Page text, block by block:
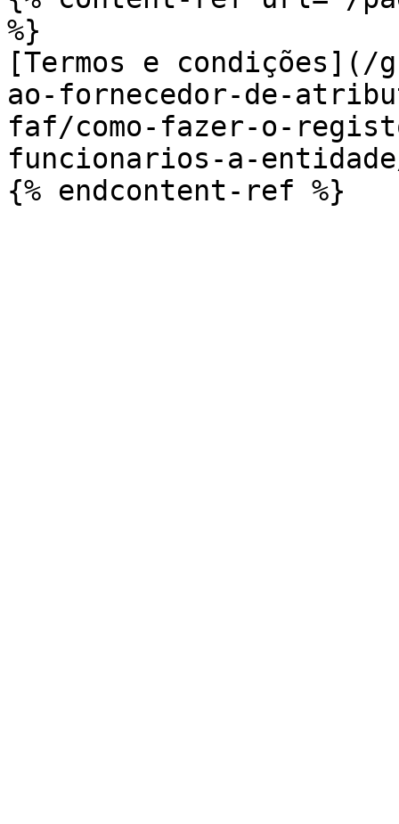
%}
[Termos e
ao-fornecedor-de-
faf/como-fazer-o-
funcionarios-a-